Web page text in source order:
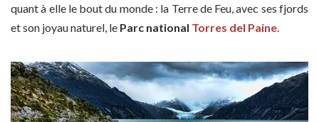
quant à elle le bout du monde : la Terre de Feu, avec ses fjords
et son joyau naturel, le Parc national Torres del Paine.